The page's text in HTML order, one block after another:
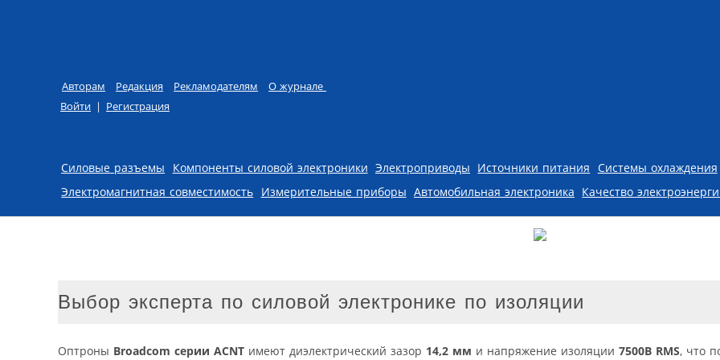
Авторам Редакция Рекламодателям
О журнале
Войти | Регистрация
Skip to content
Силовые разъемы Компоненты силовой электроники Электроприводы Источники питания Системы охлаждения
Электромагнитная совместимость Измерительные приборы Автомобильная электроника Качество
Выбор эксперта по силовой электронике по изоляции
Оптроны Broadcom серии ACNT имеют диэлектрический зазор 14,2 мм и напряжение изоляции 7500В RMS, что